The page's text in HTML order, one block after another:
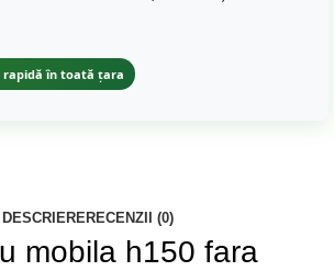
rapidă în toată țara
DESCRIERERECENZII (0)
mobila h150 fara